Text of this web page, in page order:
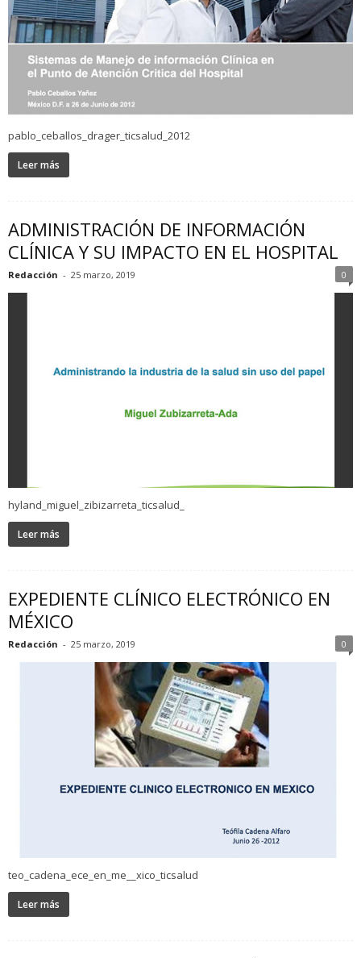
pablo_ceballos_drager_ticsalud_2012
Leer más
ADMINISTRACIÓN DE INFORMACIÓN
CLÍNICA Y SU IMPACTO EN EL HOSPITAL
Redacción - 25 marzo, 2019 0
hyland_miguel_zibizarreta_ticsalud_
Leer más
EXPEDIENTE CLÍNICO ELECTRÓNICO EN
MÉXICO
Redacción - 25 marzo, 2019 0
teo_cadena_ece_en_me__xico_ticsalud
Leer más